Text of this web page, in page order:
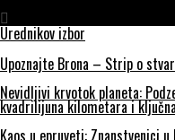
Urednikov izbor
Upoznajte Brona – Strip o
Nevidljivi krvotok planeta:
kvadrilijuna kilometara i
Kaos u epruveti: Znanstvenici